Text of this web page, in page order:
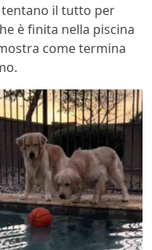
tentano il tutto per
è finita nella piscina
come termina